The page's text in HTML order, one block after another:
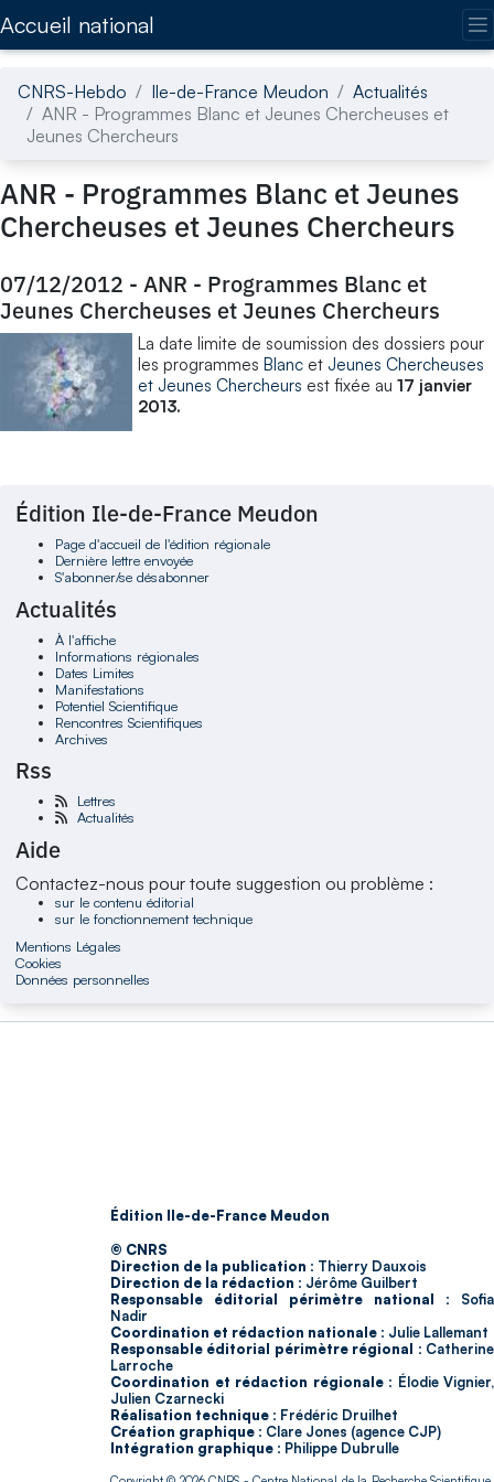
Accueil national
CNRS-Hebdo Ile-de-France Meudon
Actualités
ANR - Programmes Blanc et Jeunes Chercheuses et
Jeunes Chercheurs
ANR - Programmes Blanc et Jeunes
Chercheuses et Jeunes Chercheurs
07/12/2012 - ANR - Programmes Blanc et
Jeunes Chercheuses et Jeunes Chercheurs
La date limite de soumission des dossiers pour
les programmes Blanc et Jeunes Chercheuses
et Jeunes Chercheurs est fixée au 17 janvier
2013.
Édition Ile-de-France Meudon
Page d'accueil de l'édition régionale
Dernière lettre envoyée
S'abonner/se désabonner
Actualités
À l'affiche
Informations régionales
Dates Limites
Manifestations
Potentiel Scientifique
Rencontres Scientifiques
Archives
Rss
Lettres
Actualités
Aide
Contactez-nous pour toute suggestion ou problème :
sur le contenu éditorial
sur le fonctionnement technique
Mentions Légales
Cookies
Données personnelles
Édition Ile-de-France Meudon
© CNRS
Direction de la publication : Thierry Dauxois
Direction de la rédaction : Jérôme Guilbert
Responsable éditorial périmètre national : Sofia
Nadir
Coordination et rédaction nationale : Julie Lallemant
Responsable éditorial périmètre régional : Catherine
Larroche
Coordination et rédaction régionale : Élodie Vignier,
Julien Czarnecki
Réalisation technique : Frédéric Druilhet
Création graphique : Clare Jones (agence CJP)
Intégration graphique : Philippe Dubrulle